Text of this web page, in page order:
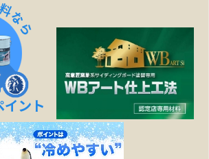
り高くなることはありますか？
たら、金額は変わりますか？
修繕工事も可能ですか？
談になるのですか？
者に依頼されるのですか？